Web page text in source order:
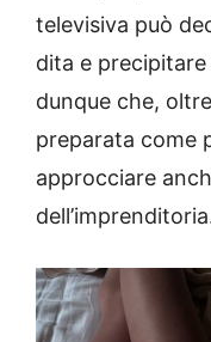
televisiva può
dita e
dunque che,
preparata come
approcciare